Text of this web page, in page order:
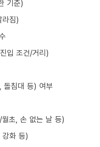
기준)
짐)
입 조건/거리)
돌침대 등) 여부
초, 손 없는 날 등)
화 등)